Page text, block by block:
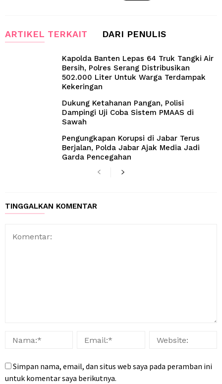
ARTIKEL TERKAIT DARI PENULIS
Kapolda Banten Lepas 64 Truk Tangki Air
Bersih, Polres Serang Distribusikan
502.000 Liter Untuk Warga Terdampak
Kekeringan
Dukung Ketahanan Pangan, Polisi
Dampingi Uji Coba Sistem PMAAS di
Sawah
Pengungkapan Korupsi di Jabar Terus
Berjalan, Polda Jabar Ajak Media Jadi
Garda Pencegahan
TINGGALKAN KOMENTAR
Simpan nama, email, dan situs web saya pada peramban ini
untuk komentar saya berikutnya.